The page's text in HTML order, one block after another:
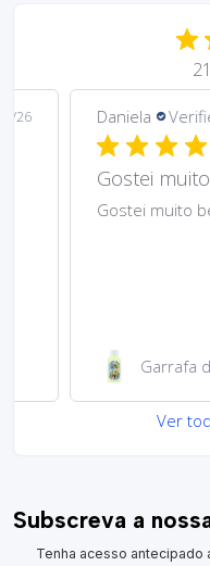
26 Daniela
Gostei
Gostei muito
Garrafa
Ver
Subscreva a
Tenha acesso